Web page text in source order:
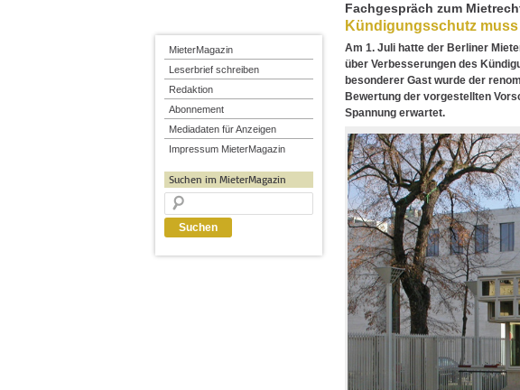
Fachgespräch zum
Kündigungsschutz
Am 1. Juli hatte der Berliner
über Verbesserungen des
besonderer Gast wurde der
Bewertung der vorgestellten
Spannung erwartet.
MieterMagazin
Leserbrief schreiben
Redaktion
Abonnement
Mediadaten für Anzeigen
Impressum MieterMagazin
Suchen im MieterMagazin